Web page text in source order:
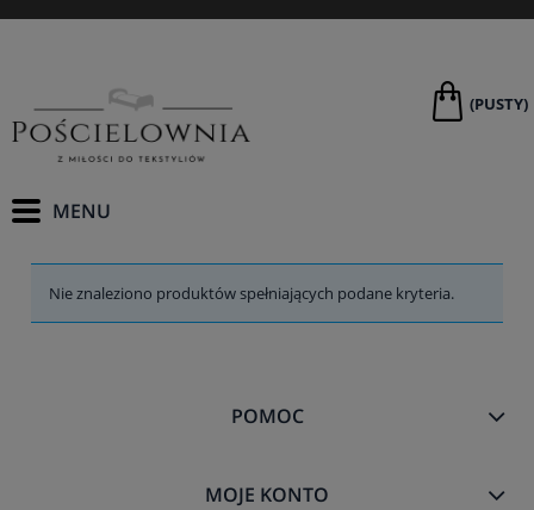
(PUSTY)
Nie znaleziono produktów spełniających podane kryteria.
POMOC
MOJE KONTO